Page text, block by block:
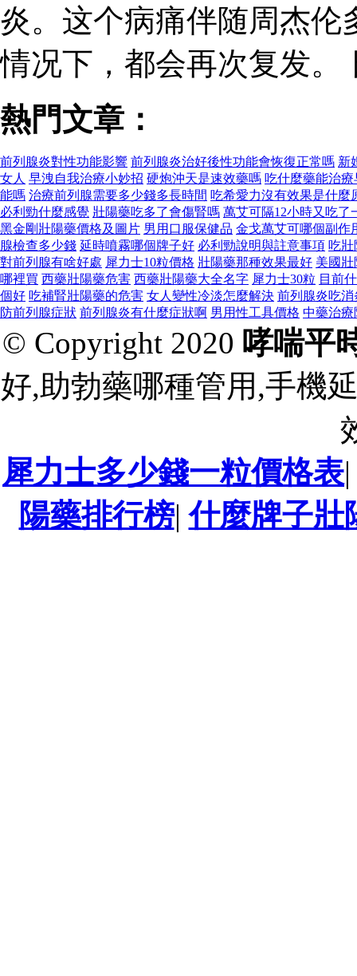
炎。这个病痛伴随周杰伦
情况下，都会再次复发
熱門文章：
前列腺炎對性功能影響 前列腺炎治好後性功能會恢復正常嗎 新
女人 早洩自我治療小妙招 硬炮沖天是速效藥嗎 吃什麼藥能治療
能嗎 治療前列腺需要多少錢多長時間 吃希愛力沒有效果是什麼
必利勁什麼感覺 壯陽藥吃多了會傷腎嗎 萬艾可隔12小時又吃了
黑金剛壯陽藥價格及圖片 男用口服保健品 金戈萬艾可哪個副作
腺檢查多少錢 延時噴霧哪個牌子好 必利勁說明與註意事項 吃
對前列腺有啥好處 犀力士10粒價格 壯陽藥那種效果最好 美國
哪裡買 西藥壯陽藥危害 西藥壯陽藥大全名字 犀力士30粒 目前
個好 吃補腎壯陽藥的危害 女人變性冷淡怎麼解決 前列腺炎吃消
防前列腺症狀 前列腺炎有什麼症狀啊 男用性工具價格 中藥治療
© Copyright 2020 哮喘平
好,助勃藥哪種管用,手機
犀力士多少錢一粒價格表
陽藥排行榜|什麼牌子壯